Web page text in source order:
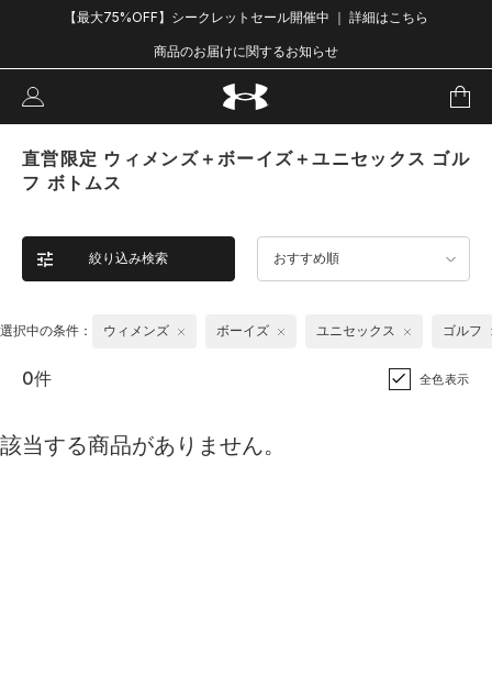
【最大75%OFF】シークレットセール開催中 ｜ 詳細はこちら
商品のお届けに関するお知らせ
直営限定 ウィメンズ＋ボーイズ＋ユニセックス ゴル
フ ボトムス
絞り込み検索 おすすめ順
選択中の条件： ウィメンズ ボーイズ ユニセックス ゴルフ
0件 全色表示
該当する商品がありません。